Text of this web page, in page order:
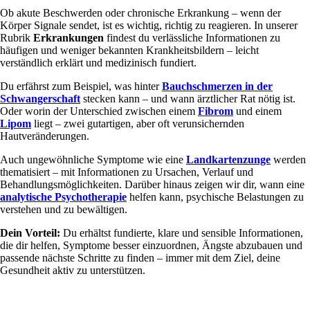
Ob akute Beschwerden oder chronische Erkrankung – wenn der
Körper Signale sendet, ist es wichtig, richtig zu reagieren. In unserer
Rubrik Erkrankungen findest du verlässliche Informationen zu
häufigen und weniger bekannten Krankheitsbildern – leicht
verständlich erklärt und medizinisch fundiert.
Du erfährst zum Beispiel, was hinterBauchschmerzen in der
Schwangerschaft stecken kann – und wann ärztlicher Rat nötig ist.
Oder worin der Unterschied zwischen einem Fibrom und einem
Lipom liegt – zwei gutartigen, aber oft verunsichernden
Hautveränderungen.
Auch ungewöhnliche Symptome wie eine Landkartenzunge werden
thematisiert – mit Informationen zu Ursachen, Verlauf und
Behandlungsmöglichkeiten. Darüber hinaus zeigen wir dir, wann eine
analytische Psychotherapie helfen kann, psychische Belastungen zu
verstehen und zu bewältigen.
Dein Vorteil: Du erhältst fundierte, klare und sensible Informationen,
die dir helfen, Symptome besser einzuordnen, Ängste abzubauen und
passende nächste Schritte zu finden – immer mit dem Ziel, deine
Gesundheit aktiv zu unterstützen.